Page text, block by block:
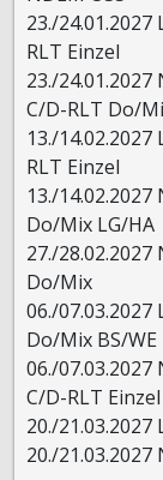
23./
RLT Einzel
23./
C/D-RLT Do/
13./
RLT Einzel
13./
Do/Mix LG/HA
27./
Do/Mix
06./
Do/Mix BS/WE
06./
C/D-RLT Einzel
20./21.03.2027
20./